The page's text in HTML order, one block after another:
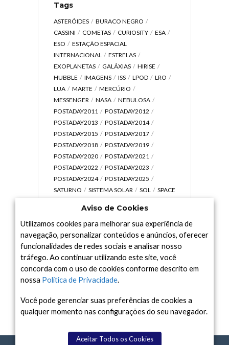
Tags
ASTERÓIDES
BURACO NEGRO
CASSINI
COMETAS CURIOSITY
ESA
ESO
ESTAÇÃO ESPACIAL
INTERNACIONAL
ESTRELAS
EXOPLANETAS
GALÁXIAS
HIRISE
HUBBLE
IMAGENS ISS LPOD
LRO
LUA
MARTE
MERCÚRIO
MESSENGER
NASA
NEBULOSA
POSTADAY2011
POSTADAY2012
POSTADAY2013
POSTADAY2014
POSTADAY2015
POSTADAY2017
POSTADAY2018
POSTADAY2019
POSTADAY2020
POSTADAY2021
POSTADAY2022
POSTADAY2023
POSTADAY2024
POSTADAY2025
SATURNO
SISTEMA SOLAR SOL
SPACE
UNIVERSO
VÍDEO
Arquivo
Arquivo
Aviso de Cookies
Utilizamos cookies para melhorar sua experiência de
navegação, personalizar conteúdos e anúncios, oferecer
funcionalidades de redes sociais e analisar nosso
tráfego. Ao continuar utilizando este site, você
concorda com o uso de cookies conforme descrito em
nossa Política de Privacidade.
Você pode gerenciar suas preferências de cookies a
qualquer momento nas configurações do seu navegador.
Aceitar Todos os Cookies